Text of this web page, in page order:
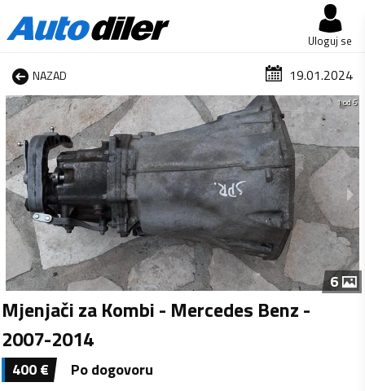
Uloguj se
NAZAD 19.01.2024
1 od 6
6
Mjenjači za Kombi - Mercedes Benz -
2007-2014
400€ Po dogovoru